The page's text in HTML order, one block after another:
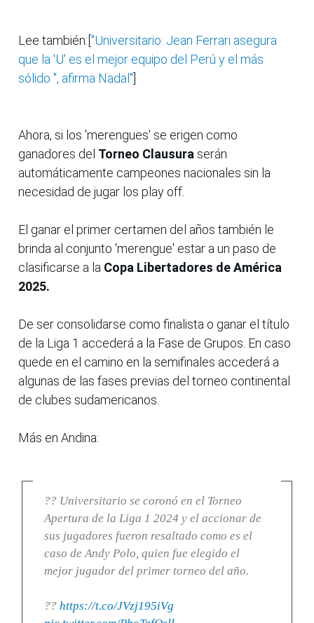
Lee también:[ "Universitario: Jean Ferrari asegura
que la 'U' es el mejor equipo del Perú y el más
sólido ", afirma Nadal"
Ahora, si los 'merengues' se erigen como
ganadores del Torneo Clausura serán
automáticamente campeones nacionales sin la
necesidad de jugar los play off.
El ganar el primer certamen del años también le
brinda al conjunto 'merengue' estar a un paso de
clasificarse a la Copa Libertadores de América
2025.
De ser consolidarse como finalista o ganar el título
de la Liga 1 accederá a la Fase de Grupos. En caso
quede en el camino en la semifinales accederá a
algunas de las fases previas del torneo continental
de clubes sudamericanos.
Más en Andina:
?? Universitario se coronó en el Torneo
Apertura de la Liga 1 2024 y el accionar de
sus jugadores fueron resaltado como es el
caso de Andy Polo, quien fue elegido el
mejor jugador del primer torneo del año.
?? https://t.co/JVzj195iVg